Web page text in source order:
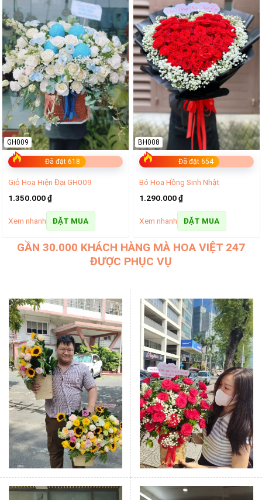
Đã đặt 618
GH009
Giỏ Hoa Hiện Đại GH009
1.350.000₫
Xem nhanh ĐẶT MUA
Đã đặt 654
BH008
Bó Hoa Hồng Sinh Nhật
1.290.000₫
Xem nhanh ĐẶT MUA
GẦN 30.000 KHÁCH HÀNG MÀ HOA VIỆT 247
ĐƯỢC PHỤC VỤ